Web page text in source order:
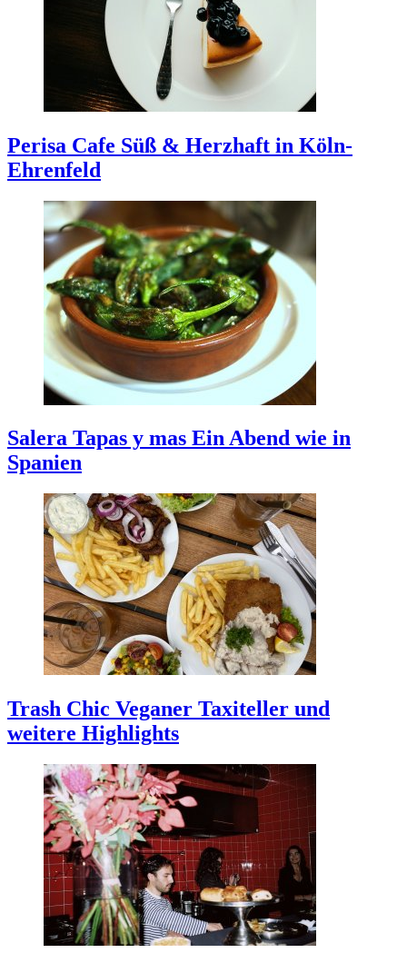
Perisa Cafe Süß & Herzhaft in Köln-
Ehrenfeld
Salera Tapas y mas Ein Abend wie in
Spanien
Trash Chic Veganer Taxiteller und
weitere Highlights